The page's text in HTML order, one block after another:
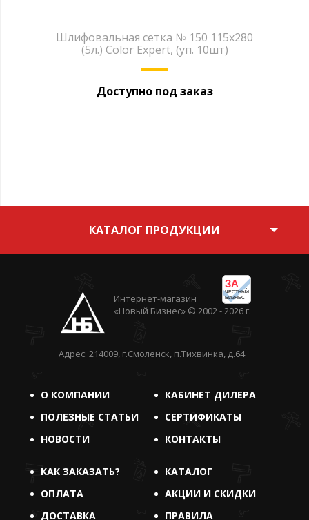
Шлифовальная сетка № 150 115х280
(5л.) Color Expert, (уп. 10шт)
Доступно под заказ
КАТАЛОГ ПРОДУКЦИИ
ЗА
ЧЕСТНЫЙ
БИЗНЕС
Интернет-магазин
«Новый Бизнес» © 2002 - 2026 г.
Адрес: 214009, г.Смоленск, п.Тихвинка, д.64
О КОМПАНИИ
КАБИНЕТ ДИЛЕРА
ПОЛЕЗНЫЕ СТАТЬИ
СЕРТИФИКАТЫ
НОВОСТИ
КОНТАКТЫ
КАК ЗАКАЗАТЬ?
КАТАЛОГ
ОПЛАТА
АКЦИИ И СКИДКИ
ДОСТАВКА
ПРАВИЛА